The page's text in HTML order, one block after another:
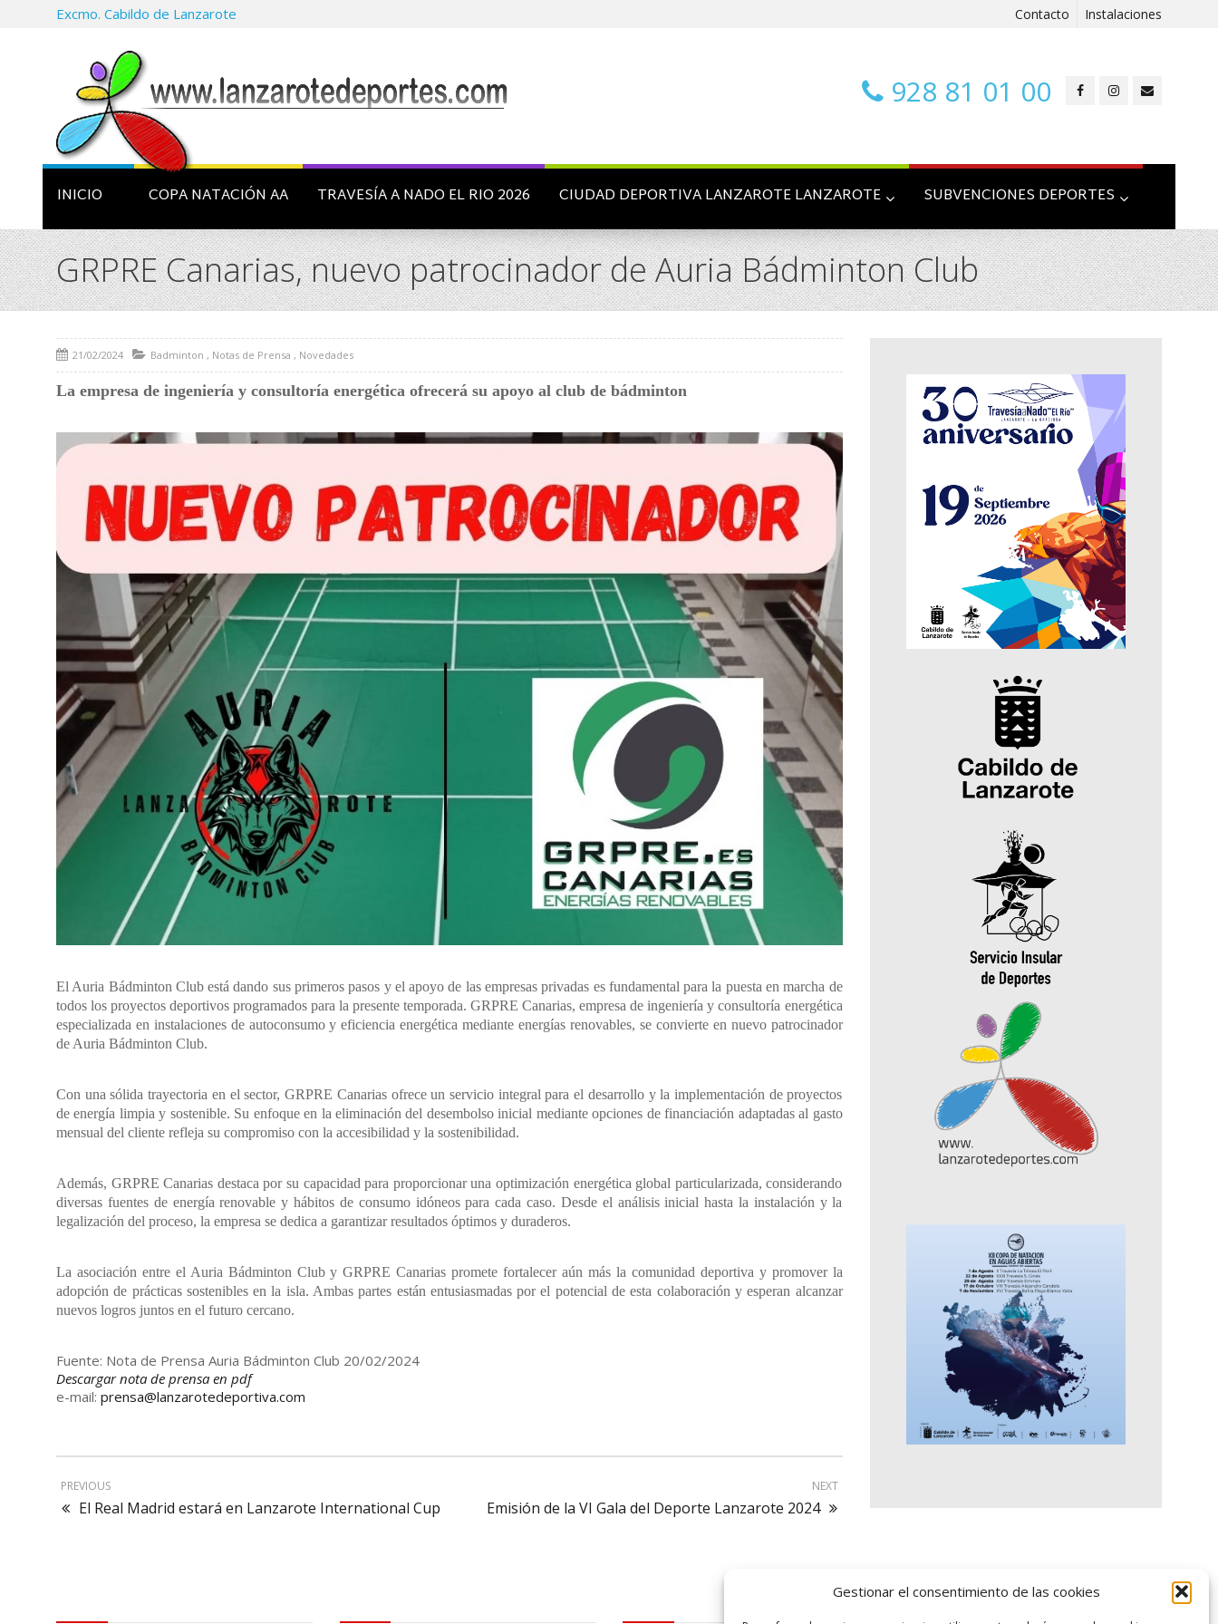
Gestionar el consentimiento de las cookies
Excmo. Cabildo de Lanzarote Contacto Instalaciones
928 81 01 00
INICIO COPA NATACIÓN AA TRAVESÍA A NADO EL RIO 2026 CIUDAD DEPORTIVA LANZAROTE LANZAROTE SUBVENCIONES DEPORTES
GRPRE Canarias, nuevo patrocinador de Auria Bádminton Club
21/02/2024 Badminton , Notas de Prensa , Novedades
La empresa de ingeniería y consultoría energética ofrecerá su apoyo al club de bádminton
El Auria Bádminton Club está dando sus primeros pasos y el apoyo de las empresas privadas es fundamental para la puesta en marcha de
todos los proyectos deportivos programados para la presente temporada. GRPRE Canarias, empresa de ingeniería y consultoría energética
especializada en instalaciones de autoconsumo y eficiencia energética mediante energías renovables, se convierte en nuevo patrocinador
de Auria Bádminton Club.
Con una sólida trayectoria en el sector, GRPRE Canarias ofrece un servicio integral para el desarrollo y la implementación de proyectos
de energía limpia y sostenible. Su enfoque en la eliminación del desembolso inicial mediante opciones de financiación adaptadas al gasto
mensual del cliente refleja su compromiso con la accesibilidad y la sostenibilidad.
Además, GRPRE Canarias destaca por su capacidad para proporcionar una optimización energética global particularizada, considerando
diversas fuentes de energía renovable y hábitos de consumo idóneos para cada caso. Desde el análisis inicial hasta la instalación y la
legalización del proceso, la empresa se dedica a garantizar resultados óptimos y duraderos.
La asociación entre el Auria Bádminton Club y GRPRE Canarias promete fortalecer aún más la comunidad deportiva y promover la
adopción de prácticas sostenibles en la isla. Ambas partes están entusiasmadas por el potencial de esta colaboración y esperan alcanzar
nuevos logros juntos en el futuro cercano.
Fuente: Nota de Prensa Auria Bádminton Club 20/02/2024
Descargar nota de prensa en pdf
e-mail: prensa@lanzarotedeportiva.com
PREVIOUS
El Real Madrid estará en Lanzarote International Cup
NEXT
Emisión de la VI Gala del Deporte Lanzarote 2024
logo SID